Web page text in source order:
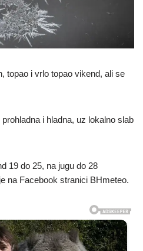
topao i vrlo topao vikend, ali se
i hladna, uz lokalno slab
19 do 25, na jugu do 28
na Facebook stranici BHmeteo.